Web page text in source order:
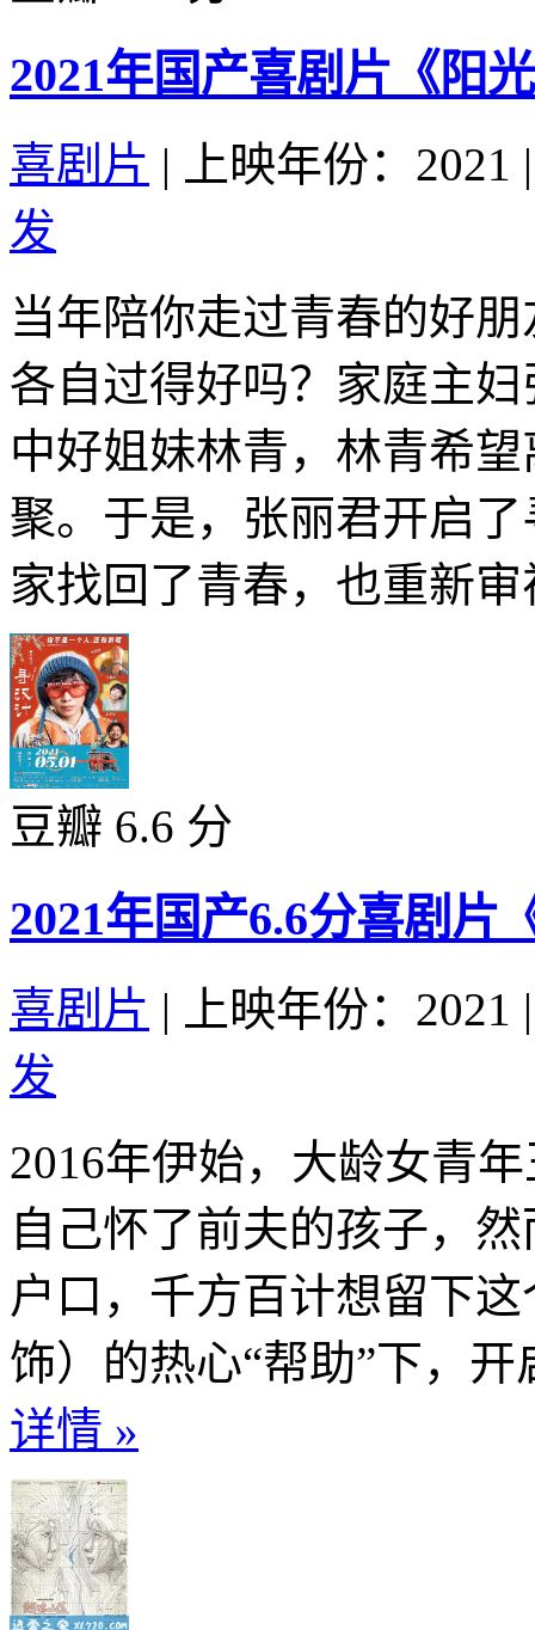
2021年国产喜剧片《阳
喜剧片 | 上映年份：2021 |
发
当年陪你走过青春的好
各自过得好吗？家庭主
中好姐妹林青，林青希
聚。于是，张丽君开启
家找回了青春，也重新
豆瓣 6.6 分
2021年国产6.6分喜剧片
喜剧片 | 上映年份：2021 |
发
2016年伊始，大龄女青
自己怀了前夫的孩子，
户口，千方百计想留下
饰）的热心“帮助”下，
详情 »